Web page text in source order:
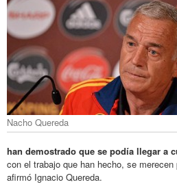
Nacho Quereda
han demostrado que se podía llegar a
con el trabajo que han hecho, se
afirmó Ignacio Quereda.